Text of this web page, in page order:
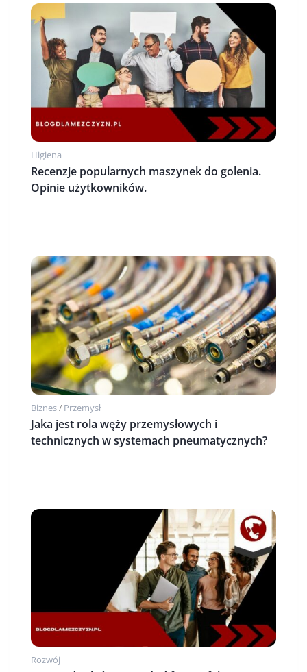
Higiena
Recenzje popularnych maszynek do golenia.
Opinie użytkowników.
Biznes/ Przemysł
Jaka jest rola węży przemysłowych i
technicznych w systemach pneumatycznych?
Rozwój